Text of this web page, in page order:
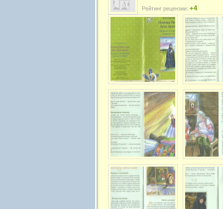
Рейтинг рецензии: +4